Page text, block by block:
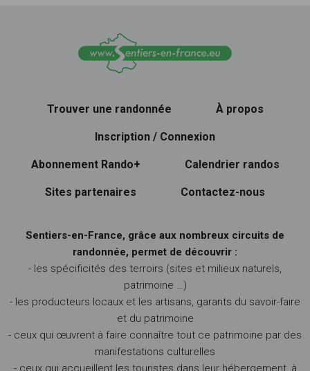
Trouver une randonnée À propos
Inscription / Connexion
Abonnement Rando+ Calendrier randos
Sites partenaires Contactez-nous
Sentiers-en-France, grâce aux nombreux circuits de
randonnée, permet de découvrir :
- les spécificités des terroirs (sites et milieux naturels,
patrimoine …)
- les producteurs locaux et les artisans, garants du savoir-faire
et du patrimoine
- ceux qui œuvrent à faire connaître tout ce patrimoine par des
manifestations culturelles
- ceux qui accueillent les touristes dans leur hébergement, à